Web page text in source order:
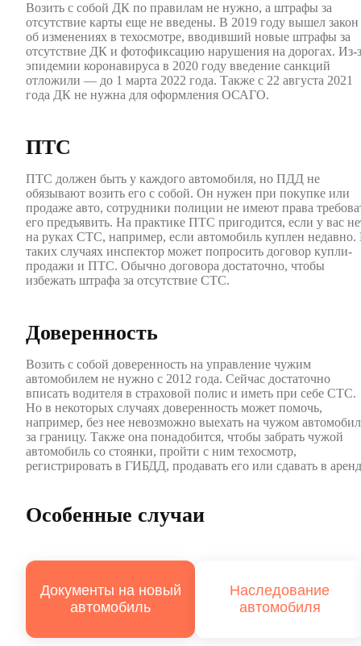
Возить с собой ДК по правилам не нужно, а штрафы за
отсутствие карты еще не введены. В 2019 году вышел закон
об изменениях в техосмотре, вводивший новые штрафы за
отсутствие ДК и фотофиксацию нарушения на дорогах. Из-
эпидемии коронавируса в 2020 году введение санкций
отложили — до 1 марта 2022 года. Также с 22 августа 2021
года ДК не нужна для оформления ОСАГО.
ПТС
ПТС должен быть у каждого автомобиля, но ПДД не
обязывают возить его с собой. Он нужен при покупке или
продаже авто, сотрудники полиции не имеют права
его предъявить. На практике ПТС пригодится, если у вас
на руках СТС, например, если автомобиль куплен недавно.
таких случаях инспектор может попросить договор купли-
продажи и ПТС. Обычно договора достаточно, чтобы
избежать штрафа за отсутствие СТС.
Доверенность
Возить с собой доверенность на управление чужим
автомобилем не нужно с 2012 года. Сейчас достаточно
вписать водителя в страховой полис и иметь при себе СТС.
Но в некоторых случаях доверенность может помочь,
например, без нее невозможно выехать на чужом
за границу. Также она понадобится, чтобы забрать чужой
автомобиль со стоянки, пройти с ним техосмотр,
регистрировать в ГИБДД, продавать его или сдавать в
Особенные случаи
Документы на новый
автомобиль
Наследование
автомобиля